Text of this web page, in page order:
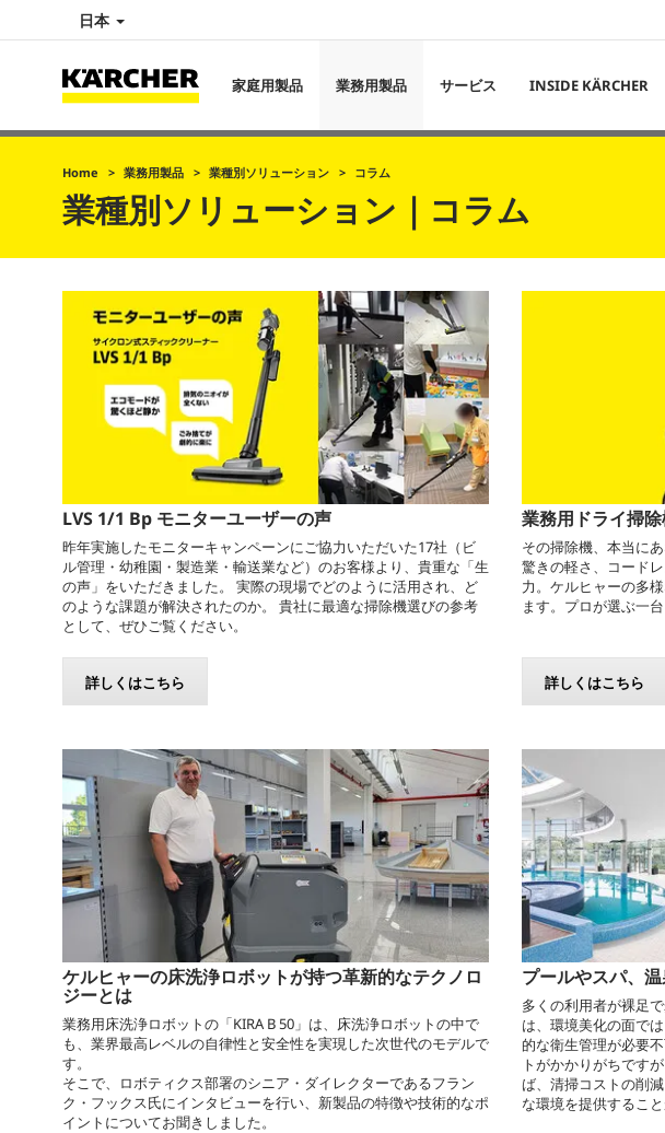
日本
家庭用製品 業務用製品 サービス INSIDE KÄRCHER
Home 業務用製品 業種別ソリューション コラム
業種別ソリューション｜コラム
LVS 1/1 Bp モニターユーザーの声
昨年実施したモニターキャンペーンにご協力いただいた17社（ビ
ル管理・幼稚園・製造業・輸送業など）のお客様より、貴重な「生
の声」をいただきました。 実際の現場でどのように活用され、ど
のような課題が解決されたのか。 貴社に最適な掃除機選びの参考
として、ぜひご覧ください。
詳しくはこちら
業務用ドライ掃
その掃除機、本当に
驚きの軽さ、コード
力。ケルヒャーの多
ます。プロが選ぶ一
詳しくはこちら
ケルヒャーの床洗浄ロボットが持つ革新的なテクノロ
ジーとは
業務用床洗浄ロボットの「KIRA B 50」は、床洗浄ロボットの中で
も、業界最高レベルの自律性と安全性を実現した次世代のモデルで
す。
そこで、ロボティクス部署のシニア・ダイレクターであるフラン
ク・フックス氏にインタビューを行い、新製品の特徴や技術的なポ
イントについてお聞きしました。
プールやスパ、
多くの利用者が裸足
は、環境美化の面で
的な衛生管理が必要
トがかかりがちです
ば、清掃コストの削
な環境を提供すること